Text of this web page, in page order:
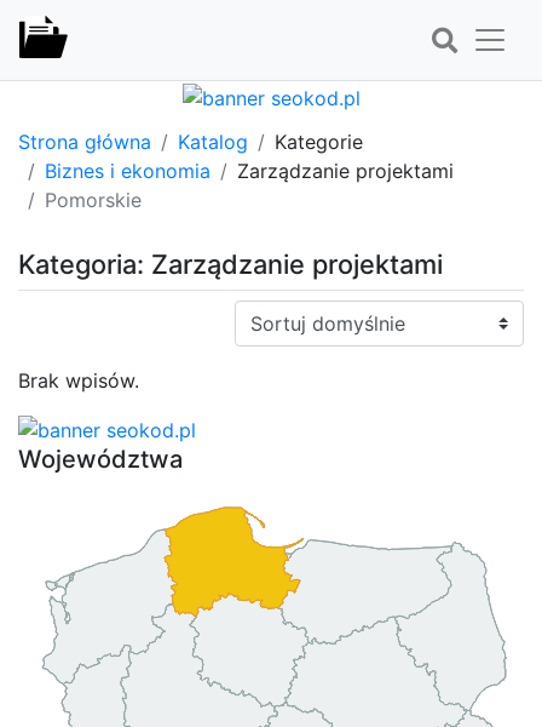
Strona główna Katalog
Kategorie
Biznes i ekonomia
Zarządzanie projektami
Pomorskie
Kategoria: Zarządzanie projektami
Sortuj:
Brak wpisów.
Województwa